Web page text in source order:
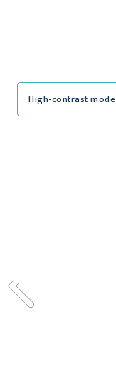
High-contrast mode